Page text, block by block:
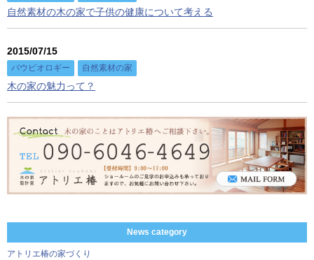
自然素材の木の家で子供の健康について考える
2015/07/15
バウビオロギー 自然素材の家
木の家の魅力って？
News category
アトリエ椿の家づくり